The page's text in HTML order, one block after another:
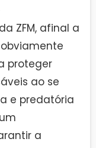
ZFM, afinal a
proteger
ao se
e predatória
a